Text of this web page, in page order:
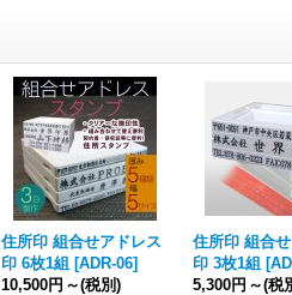
住所印 組合せアドレス
印 6枚1組 [ADR-06]
10,500円 ～(税別)
住所印 組合
印 3枚1組 [
5,300円 ～(税